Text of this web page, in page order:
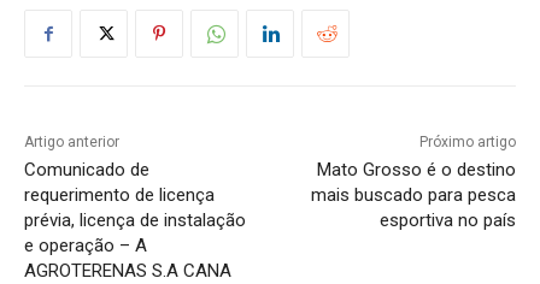
Artigo anterior
Comunicado de
requerimento de licença
prévia, licença de instalação
e operação – A
AGROTERENAS S.A CANA
Próximo artigo
Mato Grosso é o destino
mais buscado para pesca
esportiva no país